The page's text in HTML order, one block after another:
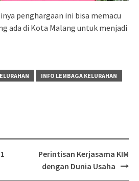
penghargaan ini bisa memacu
ada di Kota Malang untuk menjadi
INFO LEMBAGA KELURAHAN
Perintisan Kerjasama KIM
dengan Dunia Usaha